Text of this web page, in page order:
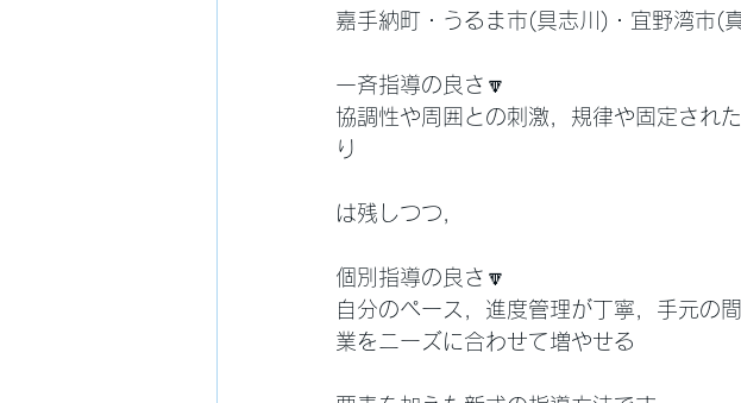
嘉手納町・うるま市(具志川)・宜野湾市(
一斉指導の良さ🔽
協調性や周囲との刺激，規律や固定され
り
は残しつつ，
個別指導の良さ🔽
自分のペース，進度管理が丁寧，手元の
業をニーズに合わせて増やせる